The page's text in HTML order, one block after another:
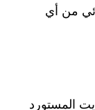
من أي
المستورد